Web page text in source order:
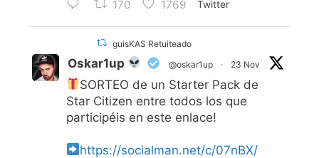
170 1769 Twitter
guisKAS Retuiteado
Oskar1up @oskar1up · 23 Nov
SORTEO de un Starter Pack de
Star Citizen entre todos los que
participéis en este enlace!
https://socialman.net/c/07nBX/